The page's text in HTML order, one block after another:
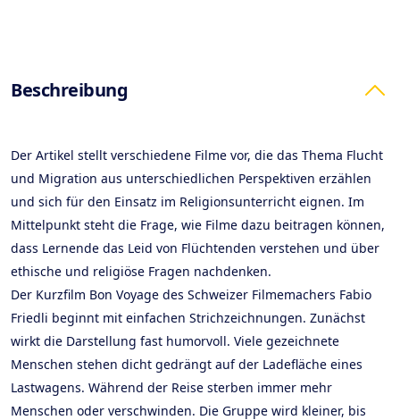
Products
Beschreibung
Der Artikel stellt verschiedene Filme vor, die das Thema Flucht
und Migration aus unterschiedlichen Perspektiven erzählen
und sich für den Einsatz im Religionsunterricht eignen. Im
Mittelpunkt steht die Frage, wie Filme dazu beitragen können,
dass Lernende das Leid von Flüchtenden verstehen und über
ethische und religiöse Fragen nachdenken.
Der Kurzfilm Bon Voyage des Schweizer Filmemachers Fabio
Friedli beginnt mit einfachen Strichzeichnungen. Zunächst
wirkt die Darstellung fast humorvoll. Viele gezeichnete
Menschen stehen dicht gedrängt auf der Ladefläche eines
Lastwagens. Während der Reise sterben immer mehr
Menschen oder verschwinden. Die Gruppe wird kleiner, bis